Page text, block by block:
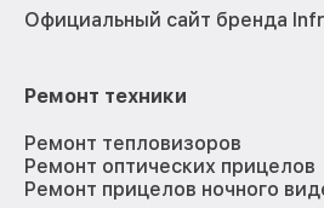
Официальный сайт бренда
Ремонт техники
Ремонт тепловизоров
Ремонт оптических прицелов
Ремонт прицелов ночного